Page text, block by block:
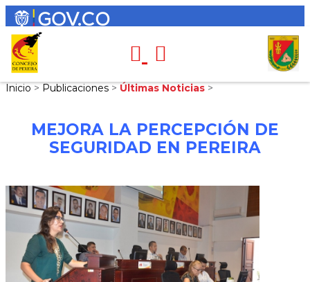
Inicio > Publicaciones > Últimas Noticias >
MEJORA LA PERCEPCIÓN DE
SEGURIDAD EN PEREIRA